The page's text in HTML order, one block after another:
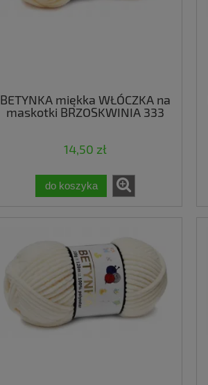
BETYNKA miękka WŁÓCZKA na
maskotki BRZOSKWINIA 333
14,50 zł
do koszyka